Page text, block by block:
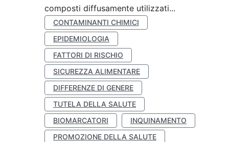
composti diffusamente utilizzati...
CONTAMINANTI CHIMICI
EPIDEMIOLOGIA
FATTORI DI RISCHIO
SICUREZZA ALIMENTARE
DIFFERENZE DI GENERE
TUTELA DELLA SALUTE
BIOMARCATORI
INQUINAMENTO
PROMOZIONE DELLA SALUTE